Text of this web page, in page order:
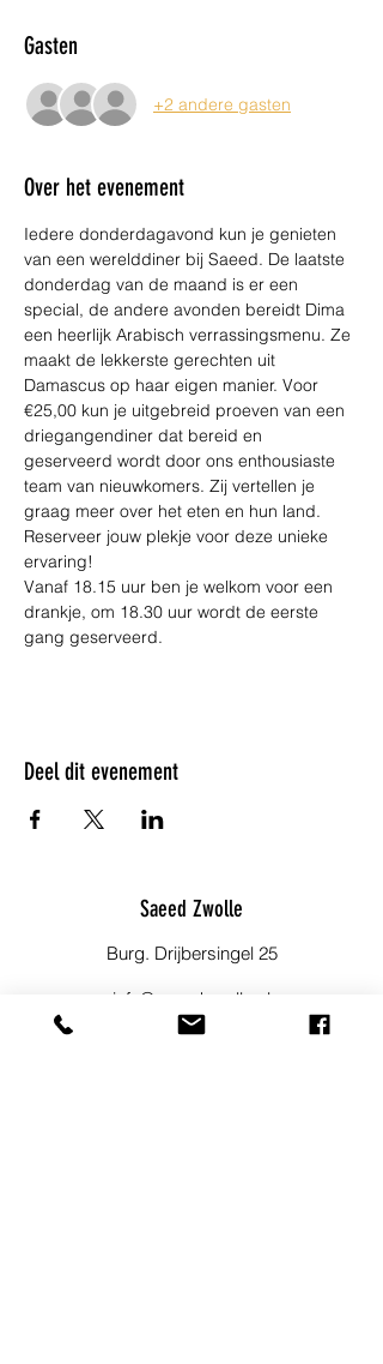
Gasten
+2 andere gasten
Over het evenement
Iedere donderdagavond kun je genieten
van een werelddiner bij Saeed. De laatste
donderdag van de maand is er een
special, de andere avonden bereidt Dima
een heerlijk Arabisch verrassingsmenu. Ze
maakt de lekkerste gerechten uit
Damascus op haar eigen manier. Voor
€25,00 kun je uitgebreid proeven van een
driegangendiner dat bereid en
geserveerd wordt door ons enthousiaste
team van nieuwkomers. Zij vertellen je
graag meer over het eten en hun land.
Reserveer jouw plekje voor deze unieke
ervaring!
Vanaf 18.15 uur ben je welkom voor een
drankje, om 18.30 uur wordt de eerste
gang geserveerd.
Deel dit evenement
Saeed Zwolle
Burg. Drijbersingel 25
info@saeedzwolle.nl